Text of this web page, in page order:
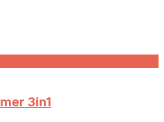
3in1